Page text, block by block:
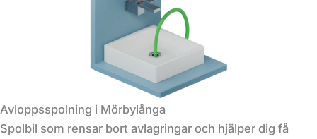
Avloppsspolning i Mörbylånga
Spolbil som rensar bort avlagringar och hjälper dig få